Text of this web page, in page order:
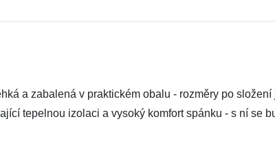
a zabalená v praktickém obalu - rozměry po složení
tepelnou izolaci a vysoký komfort spánku - s ní se